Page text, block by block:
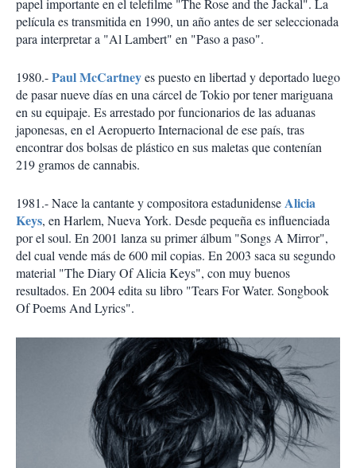
película es transmitida en 1990, un año antes de ser seleccionada
para interpretar a "Al Lambert" en "Paso a paso".
1980.-Paul McCartneyes puesto en libertad y deportado luego
de pasar nueve días en una cárcel de Tokio por tener mariguana
en su equipaje. Es arrestado por funcionarios de las aduanas
japonesas, en el Aeropuerto Internacional de ese país, tras
encontrar dos bolsas de plástico en sus maletas que contenían
219 gramos de cannabis.
1981.- Nace la cantante y compositora estadunidense Alicia
Keys, en Harlem, Nueva York. Desde pequeña es influenciada
por el soul. En 2001 lanza su primer álbum "Songs A Mirror",
del cual vende más de 600 mil copias. En 2003 saca su segundo
material "The Diary Of Alicia Keys", con muy buenos
resultados. En 2004 edita su libro "Tears For Water. Songbook
Of Poems And Lyrics".